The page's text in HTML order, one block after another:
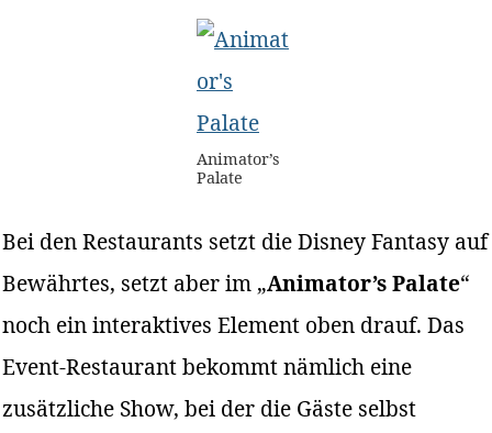
Animator’s
Palate
Bei den Restaurants setzt die Disney Fantasy auf
Bewährtes, setzt aber im „Animator’s Palate“
noch ein interaktives Element oben drauf. Das
Event-Restaurant bekommt nämlich eine
zusätzliche Show, bei der die Gäste selbst